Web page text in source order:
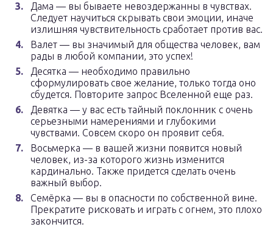
Дама — вы бываете невоздержанны в чувствах.
Следует научиться скрывать свои эмоции, иначе
излишняя чувствительность сработает против вас.
Валет — вы значимый для общества человек, вам
рады в любой компании, это успех!
Десятка — необходимо правильно
сформулировать свое желание, только тогда оно
сбудется. Повторите запрос Вселенной еще раз.
Девятка — у вас есть тайный поклонник с очень
серьезными намерениями и глубокими
чувствами. Совсем скоро он проявит себя.
Восьмерка — в вашей жизни появится новый
человек, из-за которого жизнь изменится
кардинально. Также придется сделать очень
важный выбор.
Семёрка — вы в опасности по собственной вине.
Прекратите рисковать и играть с огнем, это плохо
закончится.